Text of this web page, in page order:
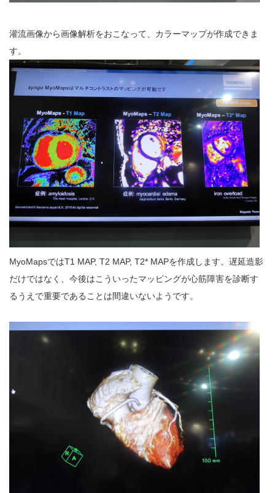
灌流画像から画像解析をおこなって、カラーマップが作成できま
す。
MyoMapsではT1 MAP, T2 MAP, T2* MAPを作成します。遅延造影
だけではなく、今後はこういったマッピングが心筋障害を診断す
るうえで重要であることは間違いないようです。